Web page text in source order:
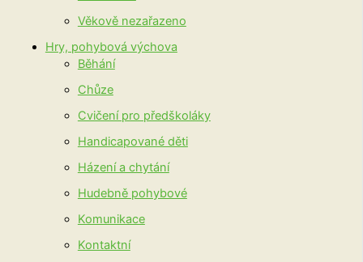
Věkově nezařazeno
Hry, pohybová výchova
Běhání
Chůze
Cvičení pro předškoláky
Handicapované děti
Házení a chytání
Hudebně pohybové
Komunikace
Kontaktní